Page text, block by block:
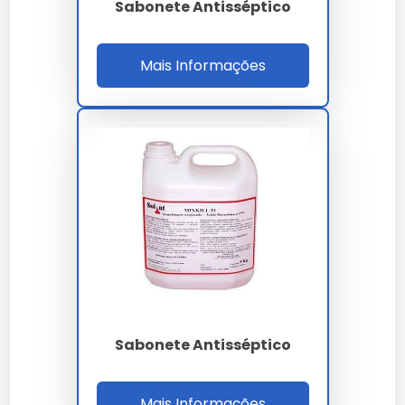
Lux oferece fragrâncias sofisticadas e uma
Sabonete Líquido Premisse
Premisse é reconhecida por suas formulações
eficazes e preço acessível.
Benefícios do Sabonete Líquido
Hidratante 5 Litros
Sabonete Antisséptico
Mais Informações
Sabonete Antisséptico